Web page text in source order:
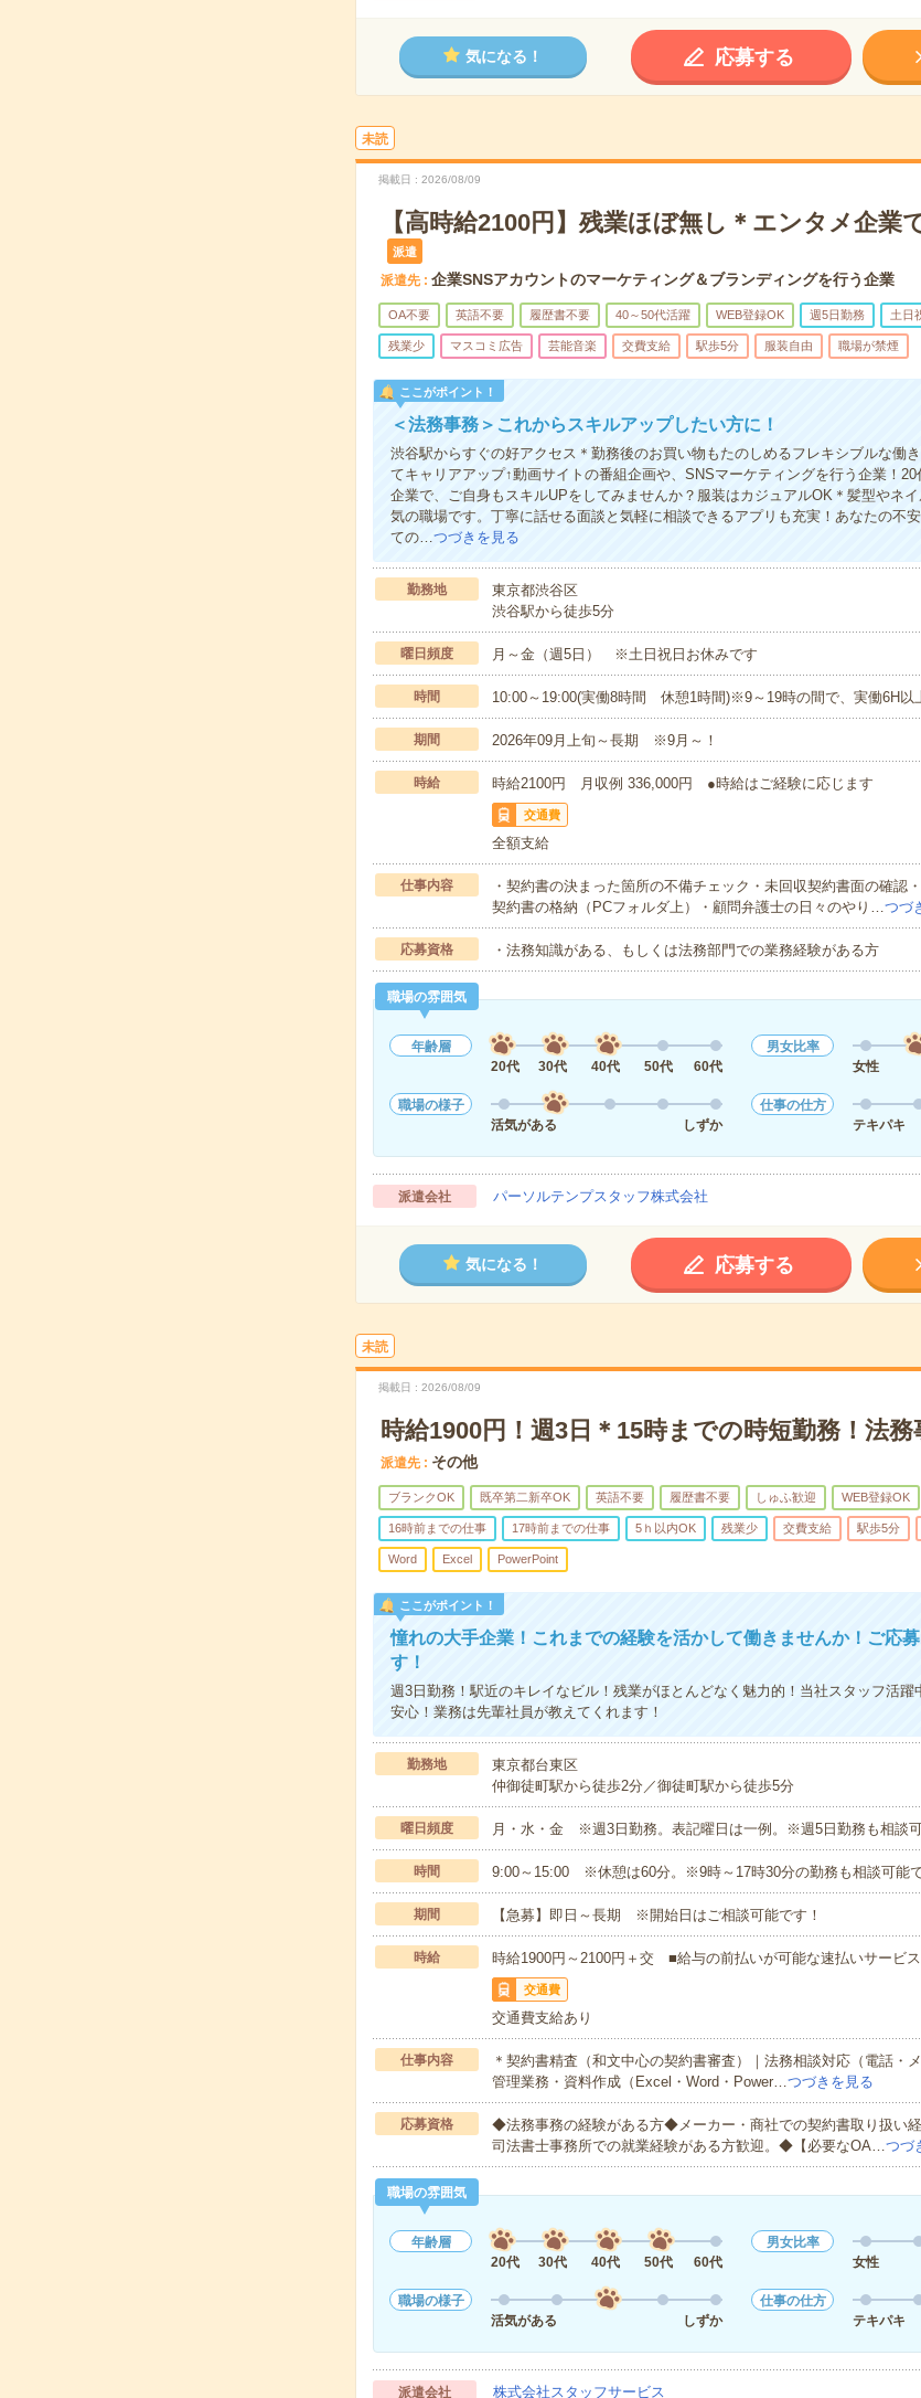
気になる！ 応募する
未読
掲載日 2026/08/09
【高時給2100円】残業ほぼ無し＊エンタメ企業
派遣
派遣先 企業SNSアカウントのマーケティング＆ブランディングを行う企業
OA不要 英語不要 履歴書不要 40～50代活躍 WEB登録OK 週5日勤務 土日
残業少 マスコミ広告 芸能音楽 交費支給 駅歩5分 服装自由 職場が禁煙
ここがポイント！
＜法務事務＞これからスキルアップしたい方に！
渋谷駅からすぐの好アクセス＊勤務後のお買い物もたのしめるフレキシブルな働
てキャリアアップ↑動画サイトの番組企画や、SNSマーケティングを行う企業！
企業で、ご自身もスキルUPをしてみませんか？服装はカジュアルOK＊髪型やネ
気の職場です。丁寧に話せる面談と気軽に相談できるアプリも充実！あなたの不
ての…つづきを見る
勤務地
東京都渋谷区
渋谷駅から徒歩5分
曜日頻度 月～金（週5日） ※土日祝日お休みです
時間 10:00～19:00(実働8時間 休憩1時間)※9～19時の間で、実働6H以
期間 2026年09月上旬～長期 ※9月～！
時給 時給2100円 月収例 336,000円 ●時給はご経験に応じます
交通費
全額支給
仕事内容
・契約書の決まった箇所の不備チェック・未回収契約書面の確認
契約書の格納（PCフォルダ上）・顧問弁護士の日々のやり…つづ
応募資格 ・法務知識がある、もしくは法務部門での業務経験がある方
職場の雰囲気
年齢層
20代
30代 40代 50代 60代
男女比率
女性
職場の様子
活気がある
しずか
仕事の仕方
テキパキ
派遣会社 パーソルテンプスタッフ株式会社
気になる！ 応募する
未読
掲載日 2026/08/09
時給1900円！週3日＊15時までの時短勤務！法務
派遣先 その他
ブランクOK 既卒第二新卒OK 英語不要 履歴書不要 しゅふ歓迎 WEB登録OK
16時前までの仕事 17時前までの仕事 5ｈ以内OK 残業少 交費支給 駅歩5分
Word Excel PowerPoint
ここがポイント！
憧れの大手企業！これまでの経験を活かして働きませんか！ご応
す！
週3日勤務！駅近のキレイなビル！残業がほとんどなく魅力的！当社スタッフ活躍
安心！業務は先輩社員が教えてくれます！
勤務地
東京都台東区
仲御徒町駅から徒歩2分／御徒町駅から徒歩5分
曜日頻度 月・水・金 ※週3日勤務。表記曜日は一例。※週5日勤務も相談可
時間 9:00～15:00 ※休憩は60分。※9時～17時30分の勤務も相談可能で
期間 【急募】即日～長期 ※開始日はご相談可能です！
時給 時給1900円～2100円＋交 ■給与の前払いが可能な速払いサービス
交通費
交通費支給あり
仕事内容
＊契約書精査（和文中心の契約書審査）｜法務相談対応（電話・
管理業務・資料作成（Excel・Word・Power…つづきを見る
応募資格
◆法務事務の経験がある方◆メーカー・商社での契約書取り扱い
司法書士事務所での就業経験がある方歓迎。◆【必要なOA…つづ
職場の雰囲気
年齢層
20代
30代 40代 50代 60代
男女比率
女性
職場の様子
活気がある
しずか
仕事の仕方
テキパキ
派遣会社 株式会社スタッフサービス